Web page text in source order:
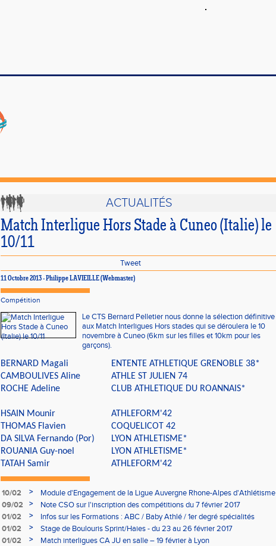
ACTUALITÉS
Match Interligue Hors Stade à Cuneo (Italie) le
10/11
Tweet
11 Octobre 2013 - Philippe LAVIEILLE (Webmaster)
Compétition
Le CTS Bernard Pelletier nous donne la sélection définitive
aux Match Interligues Hors stades qui se déroulera le 10
novembre à Cuneo (6km sur les filles et 10km pour les
garçons).
BERNARD Magali
ENTENTE ATHLETIQUE GRENOBLE 38*
CAMBOULIVES Aline
ATHLE ST JULIEN 74
ROCHE Adeline
CLUB ATHLETIQUE DU ROANNAIS*
HSAIN Mounir
ATHLEFORM'42
THOMAS Flavien
COQUELICOT 42
DA SILVA Fernando (Por)
LYON ATHLETISME*
ROUANIA Guy-noel
LYON ATHLETISME*
TATAH Samir
ATHLEFORM'42
10/02 >
Module d'Engagement de la Ligue Auvergne Rhone-Alpes d'Athlétisme
09/02
>
Note CSO sur l'inscription des compétitions du 7 février 2017
01/02
>
Infos sur les Formations : ABC / Baby Athlé / 1er degré spécialités
01/02
>
Stage de Boulouris Sprint/Haies - du 23 au 26 février 2017
01/02
>
Match interligues CA JU en salle – 19 février à Lyon